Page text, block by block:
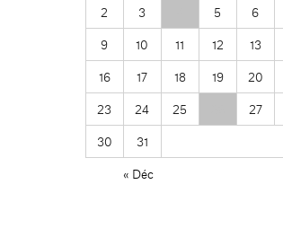
2
3 5 6
9
10 11 12 13
16
17 18 19 20
23
24 25 27
30
31
« Déc